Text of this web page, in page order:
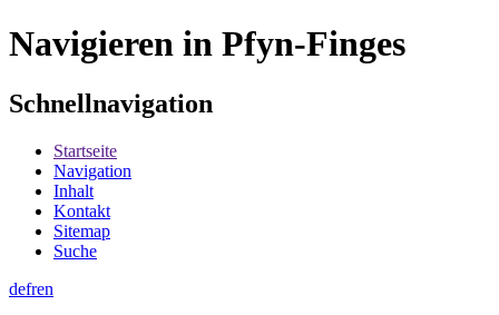
Navigieren in Pfyn-Finges
Schnellnavigation
Startseite
Navigation
Inhalt
Kontakt
Sitemap
Suche
defren